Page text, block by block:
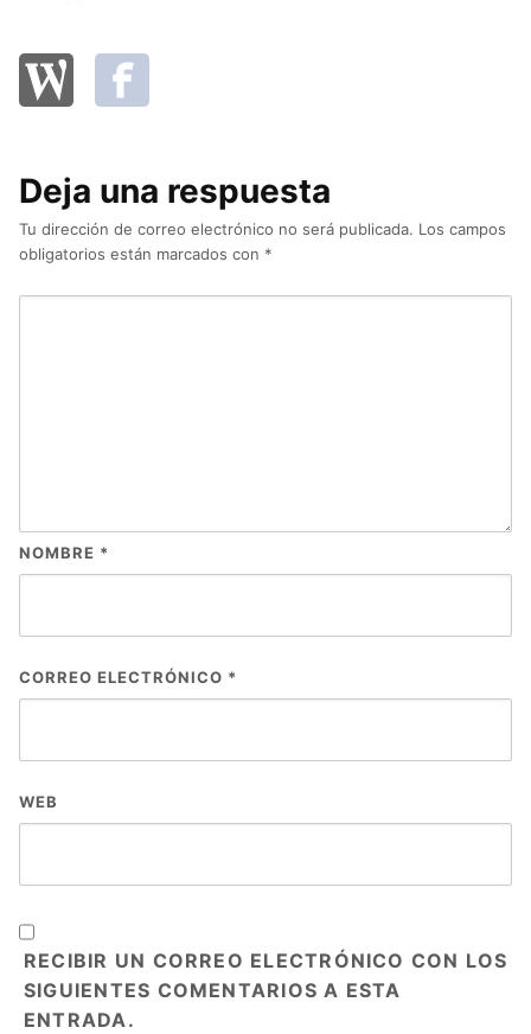
Deja una respuesta
Tu dirección de correo electrónico no será publicada. Los campos
obligatorios están marcados con *
NOMBRE *
CORREO ELECTRÓNICO *
WEB
RECIBIR UN CORREO ELECTRÓNICO CON LOS
SIGUIENTES COMENTARIOS A ESTA
ENTRADA.